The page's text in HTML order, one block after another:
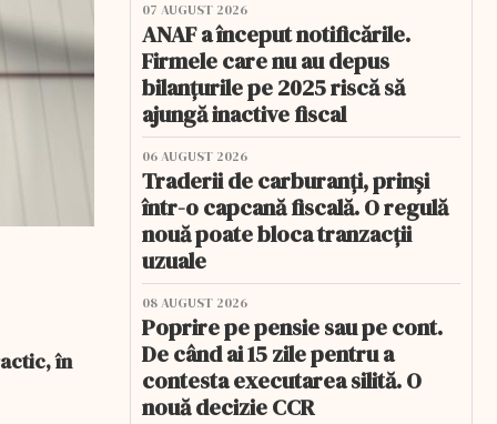
în
07 AUGUST 2026
ANAF a început notificările.
Firmele care nu au depus
bilanțurile pe 2025 riscă să
ajungă inactive fiscal
06 AUGUST 2026
Traderii de carburanți, prinși
într-o capcană fiscală. O regulă
nouă poate bloca tranzacții
uzuale
08 AUGUST 2026
Poprire pe pensie sau pe cont.
De când ai 15 zile pentru a
contesta executarea silită. O
nouă decizie CCR